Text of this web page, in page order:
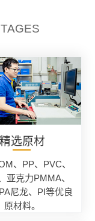
精选原材
、PP、PVC、
亚克力PMMA、
尼龙、PI等优良
原材料。